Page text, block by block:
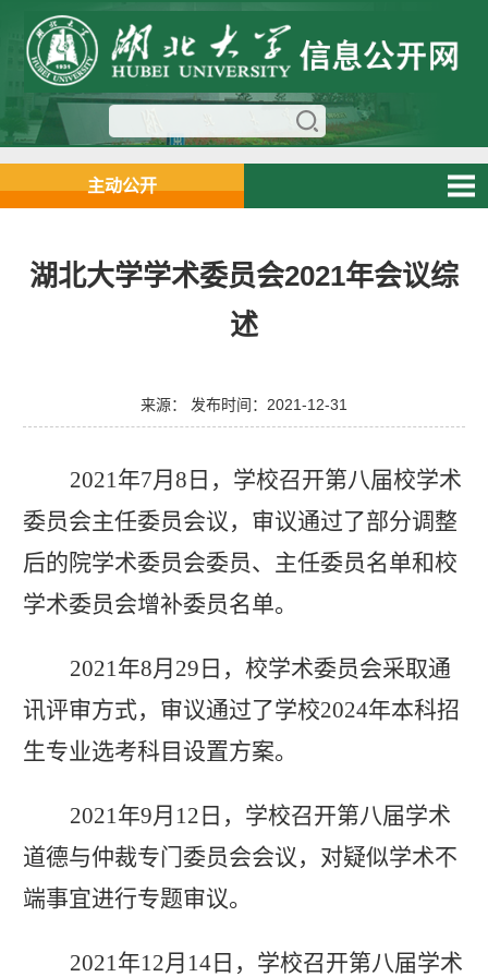
主动公开
湖北大学学术委员会2021年会议综
述
来源： 发布时间：2021-12-31
2021年7月 8 日， 学校召开第八届校学术
委员会主任委员会议， 审议通过了部分调整
后的院学术委员会委员、主任委员名单和校
学术委员会增补委员名单。
2021年8月 29 日，校学术委员会采取通
讯评审方式， 审议通过了学校2024年本科招
生专业选考科目设置方案。
2021年9月 12 日， 学校召开第八届学术
道德与仲裁专门委员会会议，对疑似学术不
端事宜进行专题审议。
2021年12月 14日， 学校召开第八届学术